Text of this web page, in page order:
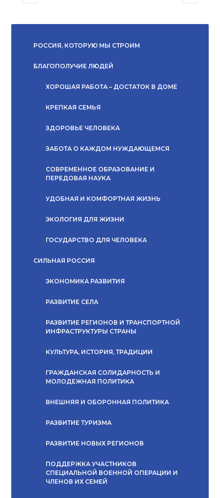
РОССИЯ, КОТОРУЮ МЫ СТРОИМ
БЛАГОПОЛУЧИЕ ЛЮДЕЙ
ХОРОШАЯ РАБОТА – ДОСТАТОК В ДОМЕ
КРЕПКАЯ СЕМЬЯ
ЗДОРОВЬЕ ЧЕЛОВЕКА
ЗАБОТА О КАЖДОМ НУЖДАЮЩЕМСЯ
СОВРЕМЕННОЕ ОБРАЗОВАНИЕ И
ПЕРЕДОВАЯ НАУКА
УДОБНАЯ И КОМФОРТНАЯ ЖИЗНЬ
ЭКОЛОГИЯ ДЛЯ ЖИЗНИ
ГОСУДАРСТВО ДЛЯ ЧЕЛОВЕКА
СИЛЬНАЯ РОССИЯ
ЭКОНОМИКА РАЗВИТИЯ
РАЗВИТИЕ СЕЛА
РАЗВИТИЕ РЕГИОНОВ И ТРАНСПОРТНОЙ
ИНФРАСТРУКТУРЫ СТРАНЫ
КУЛЬТУРА, ИСТОРИЯ, ТРАДИЦИИ
ГРАЖДАНСКАЯ СОЛИДАРНОСТЬ И
МОЛОДЕЖНАЯ ПОЛИТИКА
ВНЕШНЯЯ И ОБОРОННАЯ ПОЛИТИКА
РАЗВИТИЕ ТУРИЗМА
РАЗВИТИЕ НОВЫХ РЕГИОНОВ
ПОДДЕРЖКА УЧАСТНИКОВ
СПЕЦИАЛЬНОЙ ВОЕННОЙ ОПЕРАЦИИ И
ЧЛЕНОВ ИХ СЕМЕЙ